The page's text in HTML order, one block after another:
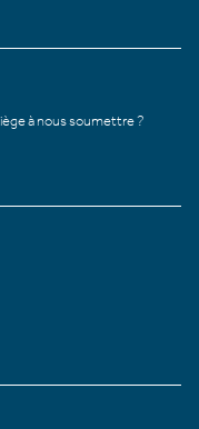
à nous soumettre ?